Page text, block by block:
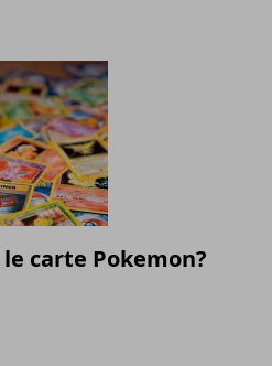
carte Pokemon?